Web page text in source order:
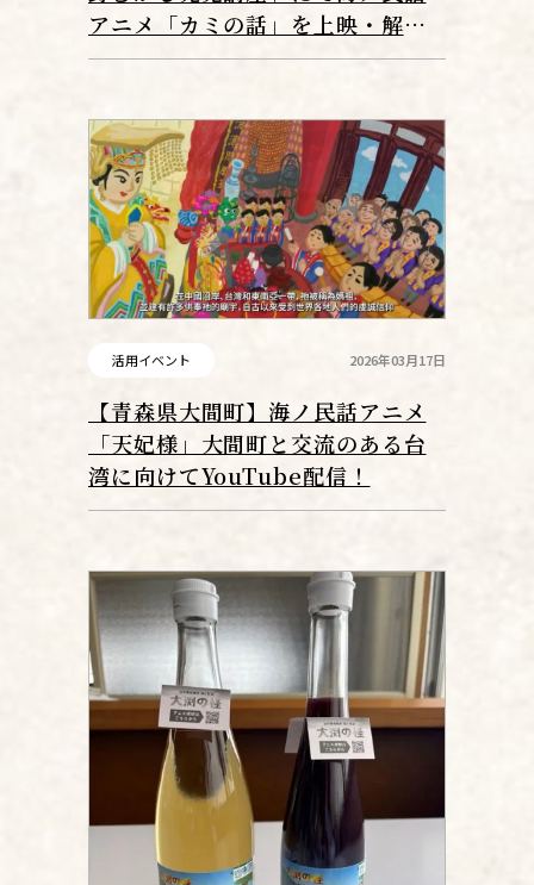
アニメ「カミの話」を上映・解
説！
活用イベント 2026年03月17日
【青森県大間町】海ノ民話アニメ
「天妃様」大間町と交流のある台
湾に向けてYouTube配信！